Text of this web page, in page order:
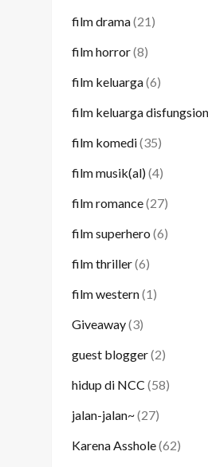
film drama(21)
film horror(8)
film keluarga(6)
film keluarga
film komedi(35)
film musik(al)(4)
film romance(27)
film superhero (6)
film thriller(6)
film western(1)
Giveaway(3)
guest blogger(2)
hidup di NCC (58)
jalan-jalan~(27)
Karena Asshole(62)